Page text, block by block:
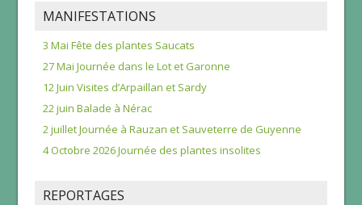
MANIFESTATIONS
3 Mai Fête des plantes Saucats
27 Mai Journée dans le Lot et Garonne
12 Juin Visites d’Arpaillan et Sardy
22 juin Balade à Nérac
2 juillet Journée à Rauzan et Sauveterre de Guyenne
4 Octobre 2026 Journée des plantes insolites
REPORTAGES